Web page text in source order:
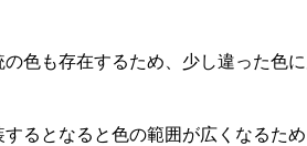
色も存在するため、少し違った色
るとなると色の範囲が広くなるため